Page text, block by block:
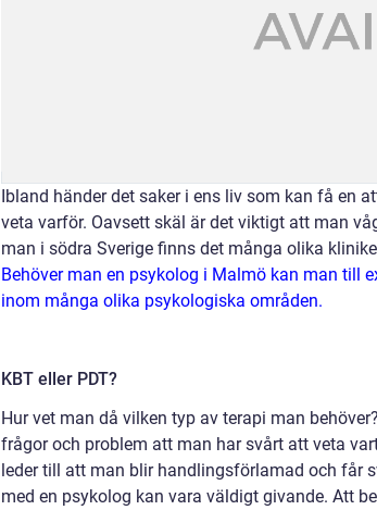
Ibland händer det saker i ens liv som kan få en
veta varför. Oavsett skäl är det viktigt att man
man i södra Sverige finns det många olika
Behöver man en psykolog i Malmö kan man till
inom många olika psykologiska områden.
KBT eller PDT?
Hur vet man då vilken typ av terapi man
frågor och problem att man har svårt att veta
leder till att man blir handlingsförlamad och får
med en psykolog kan vara väldigt givande. Att